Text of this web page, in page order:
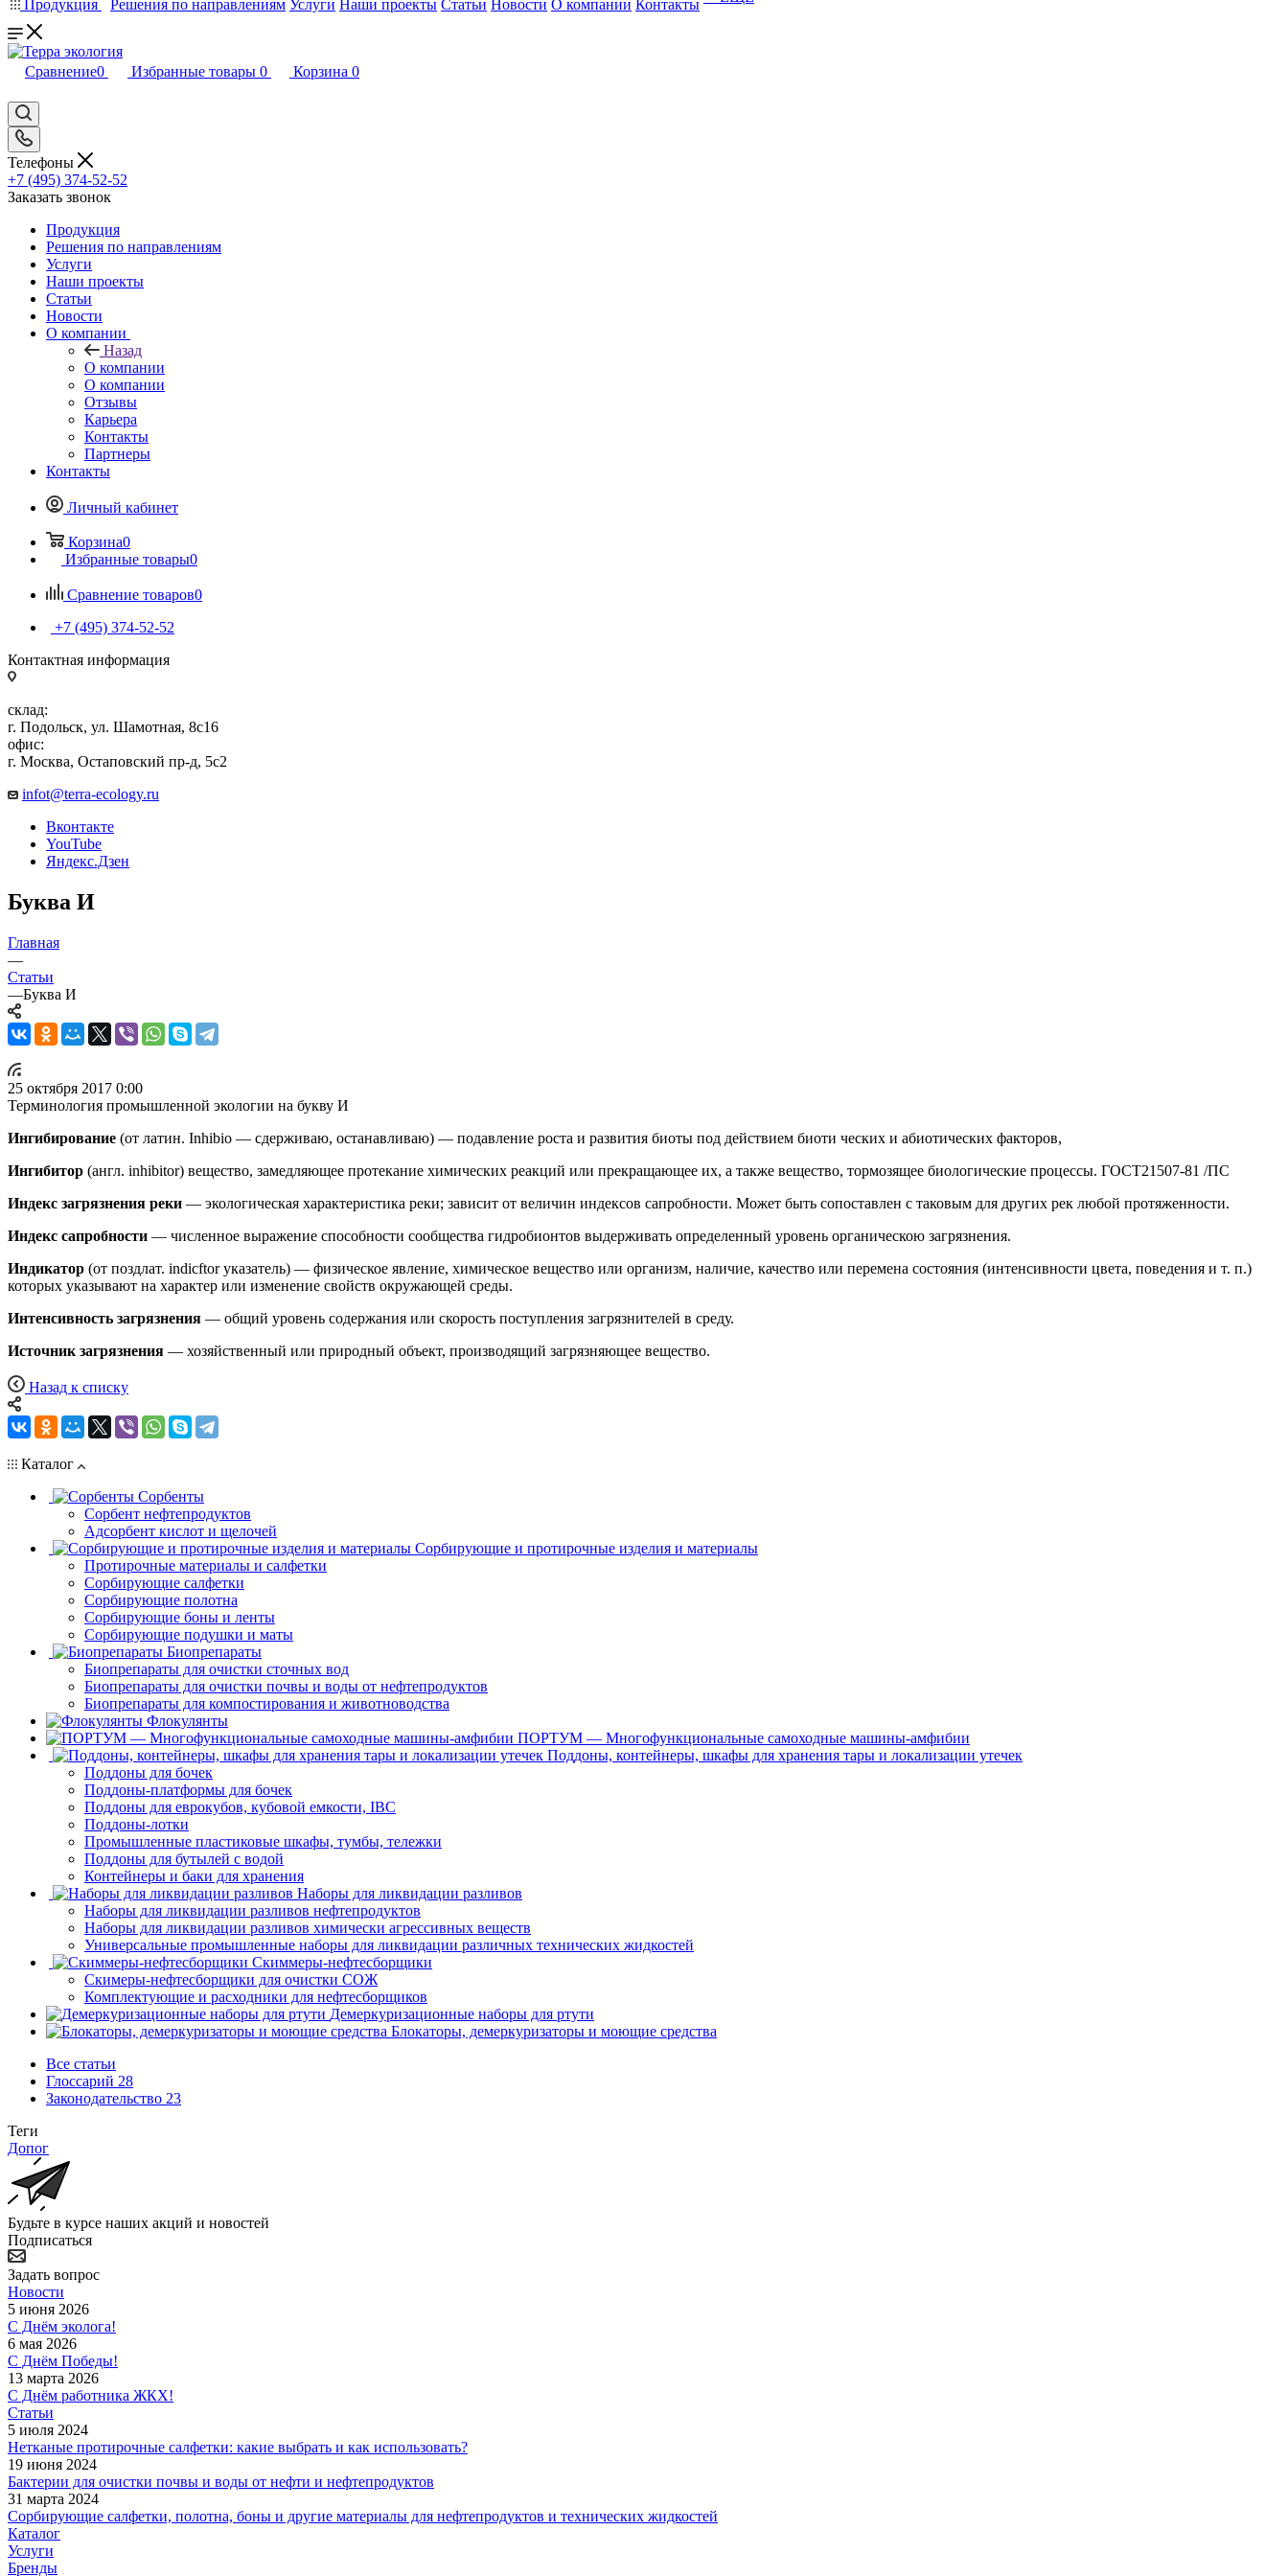
Продукция
Решения по направлениям Услуги Наши проекты Статьи Новости О компании Контакты
Сравнение0 Избранные товары 0 Корзина 0
Телефоны
+7 (495) 374-52-52
Заказать звонок
Продукция
Решения по направлениям
Услуги
Наши проекты
Статьи
Новости
О компании
Назад
О компании
О компании
Отзывы
Карьера
Контакты
Партнеры
Контакты
Личный кабинет
Корзина0
Избранные товары0
Сравнение товаров0
+7 (495) 374-52-52
Контактная информация
склад:
г. Подольск, ул. Шамотная, 8с16
офис:
г. Москва, Остаповский пр-д, 5с2
infot@terra-ecology.ru
Вконтакте
YouTube
Яндекс.Дзен
Буква И
Главная
—
Статьи
—Буква И
25 октября 2017 0:00
Терминология промышленной экологии на букву И
Ингибирование (от латин. Inhibio — сдерживаю, останавливаю) — подавление роста и развития биоты под действием биоти ческих и абиотических факторов,
Ингибитор (англ. inhibitor) вещество, замедляющее протекание химических реакций или прекращающее их, а также вещество, тормозящее биологические процессы. ГОСТ21507-81 /ПС
Индекс загрязнения реки — экологическая характеристика реки; зависит от величин индексов сапробности. Может быть сопоставлен с таковым для других рек любой протяженности.
Индекс сапробности — численное выражение способности сообщества гидробионтов выдерживать определенный уровень органическою загрязнения.
Индикатор (от поздлат. indicftor указатель) — физическое явление, химическое вещество или организм, наличие, качество или перемена состояния (интенсивности цвета, поведения и т. п.)
которых указывают на характер или изменение свойств окружающей среды.
Интенсивность загрязнения — общий уровень содержания или скорость поступления загрязнителей в среду.
Источник загрязнения — хозяйственный или природный объект, производящий загрязняющее вещество.
Назад к списку
Каталог
Сорбенты
Сорбент нефтепродуктов
Адсорбент кислот и щелочей
Сорбирующие и протирочные изделия и материалы
Протирочные материалы и салфетки
Сорбирующие салфетки
Сорбирующие полотна
Сорбирующие боны и ленты
Сорбирующие подушки и маты
Биопрепараты
Биопрепараты для очистки сточных вод
Биопрепараты для очистки почвы и воды от нефтепродуктов
Биопрепараты для компостирования и животноводства
Флокулянты
ПОРТУМ — Многофункциональные самоходные машины-амфибии
Поддоны, контейнеры, шкафы для хранения тары и локализации утечек
Поддоны для бочек
Поддоны-платформы для бочек
Поддоны для еврокубов, кубовой емкости, IBC
Поддоны-лотки
Промышленные пластиковые шкафы, тумбы, тележки
Поддоны для бутылей с водой
Контейнеры и баки для хранения
Наборы для ликвидации разливов
Наборы для ликвидации разливов нефтепродуктов
Наборы для ликвидации разливов химически агрессивных веществ
Универсальные промышленные наборы для ликвидации различных технических жидкостей
Скиммеры-нефтесборщики
Скимеры-нефтесборщики для очистки СОЖ
Комплектующие и расходники для нефтесборщиков
Демеркуризационные наборы для ртути
Блокаторы, демеркуризаторы и моющие средства
Все статьи
Глоссарий 28
Законодательство 23
Теги
Допог
Будьте в курсе наших акций и новостей
Подписаться
Задать вопрос
Новости
5 июня 2026
С Днём эколога!
6 мая 2026
С Днём Победы!
13 марта 2026
С Днём работника ЖКХ!
Статьи
5 июля 2024
Нетканые протирочные салфетки: какие выбрать и как использовать?
19 июня 2024
Бактерии для очистки почвы и воды от нефти и нефтепродуктов
31 марта 2024
Сорбирующие салфетки, полотна, боны и другие материалы для нефтепродуктов и технических жидкостей
Каталог
Услуги
Бренды